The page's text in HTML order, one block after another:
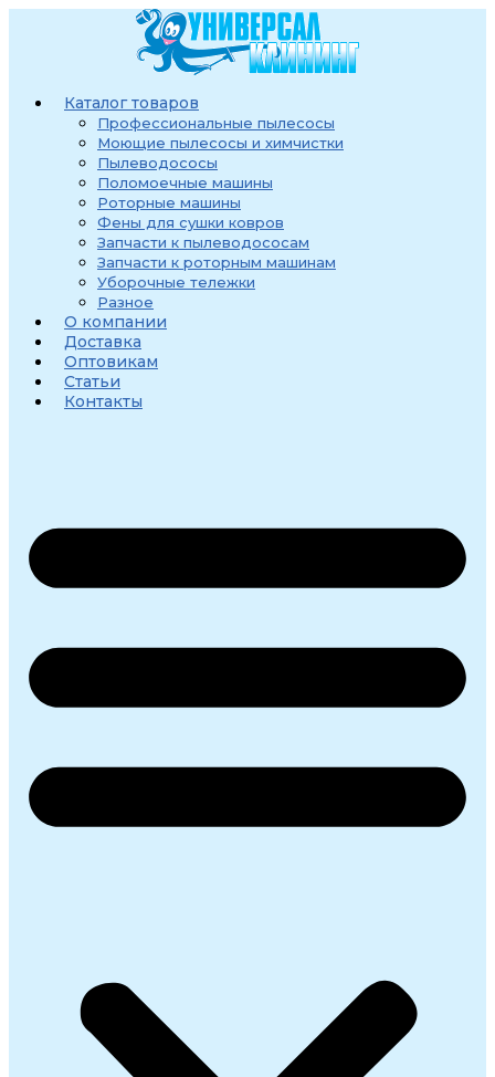
Каталог товаров
Профессиональные пылесосы
Моющие пылесосы и химчистки
Пылеводососы
Поломоечные машины
Роторные машины
Фены для сушки ковров
Запчасти к пылеводососам
Запчасти к роторным машинам
Уборочные тележки
Разное
О компании
Доставка
Оптовикам
Статьи
Контакты